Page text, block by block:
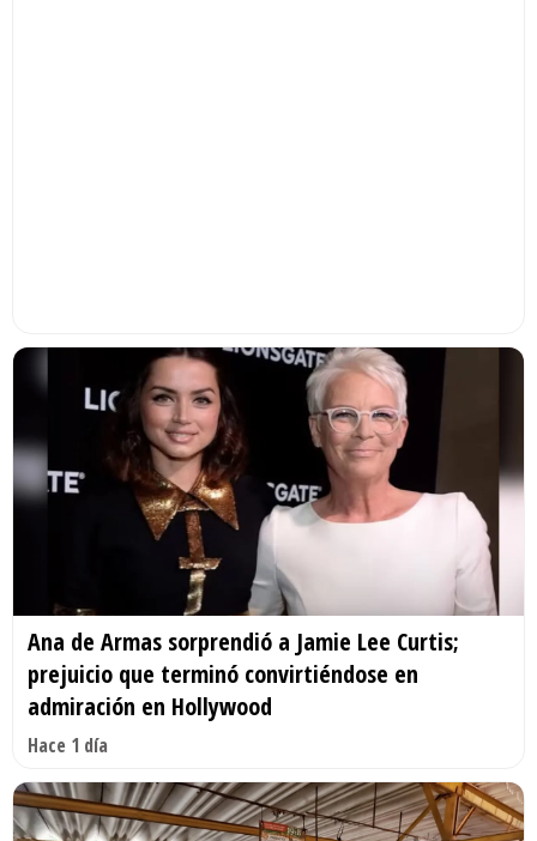
Ana de Armas sorprendió a Jamie Lee Curtis;
prejuicio que terminó convirtiéndose en
admiración en Hollywood
Hace 1 día